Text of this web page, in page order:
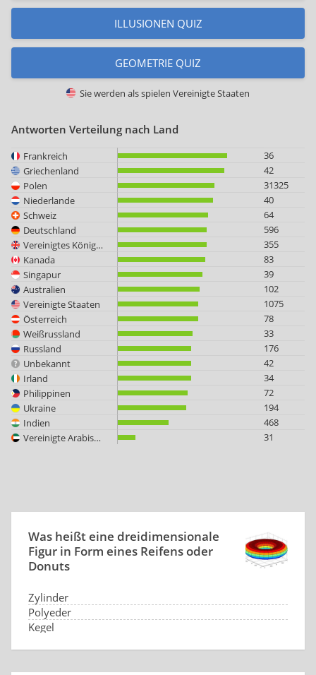
ILLUSIONEN QUIZ
GEOMETRIE QUIZ
Sie werden als spielen Vereinigte Staaten
Antworten Verteilung nach Land
Frankreich
36
Griechenland
42
Polen
31325
Niederlande
40
Schweiz
64
Deutschland
596
Vereinigtes Königreich
355
Kanada
83
Singapur
39
Australien
102
Vereinigte Staaten
1075
Österreich
78
Weißrussland
33
Russland
176
Unbekannt
42
Irland
34
Philippinen
72
Ukraine
194
Indien
468
Vereinigte Arabische Emirate
31
Was heißt eine dreidimensionale
Figur in Form eines Reifens oder
Donuts
Zylinder
Polyeder
Kegel